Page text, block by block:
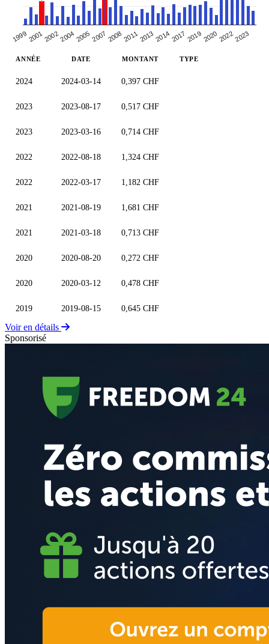
199920012002200420052007 20082011201320142017 2019202020222023
ANNÉE DATE MONTANT TYPE
2024 2024-03-14 0,397 CHF
2023 2023-08-17 0,517 CHF
2023 2023-03-16 0,714 CHF
2022 2022-08-18 1,324 CHF
2022 2022-03-17 1,182 CHF
2021 2021-08-19 1,681 CHF
2021 2021-03-18 0,713 CHF
2020 2020-08-20 0,272 CHF
2020 2020-03-12 0,478 CHF
2019 2019-08-15 0,645 CHF
Voir en détails
Sponsorisé